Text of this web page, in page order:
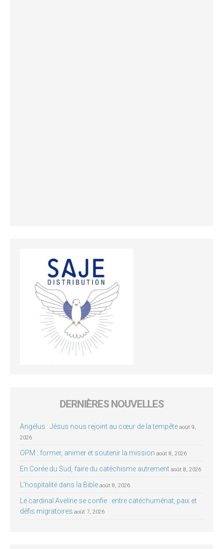
DERNIÈRES NOUVELLES
Angélus : Jésus nous rejoint au cœur de la tempête août 9,
2026
OPM : former, animer et soutenir la mission août 8, 2026
En Corée du Sud, faire du catéchisme autrement août 8, 2026
L’hospitalité dans la Bible août 8, 2026
Le cardinal Aveline se confie : entre catéchuménat, paix et
défis migratoires août 7, 2026